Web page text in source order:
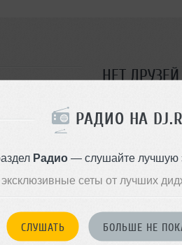
РАДИО НА
Радио— слушайте лучшую
сеты от лучших
СЛУШАТЬ БОЛЬШЕ НЕ
НЕТ ДРУЗЕЙ